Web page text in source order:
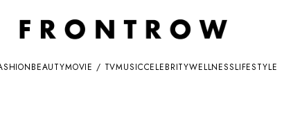
BEAUTYMOVIE / TVMUSICCELEBRITYWELLNESSLIFESTYLE